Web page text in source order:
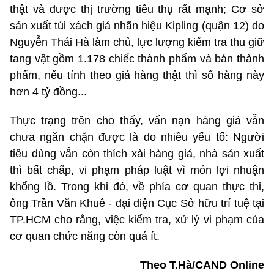
thật và được thị trường tiêu thụ rất mạnh; Cơ sở
sản xuất túi xách giả nhãn hiệu Kipling (quận 12) do
Nguyễn Thái Hà làm chủ, lực lượng kiểm tra thu giữ
tang vật gồm 1.178 chiếc thành phẩm và bán thành
phẩm, nếu tính theo giá hàng thật thì số hàng này
hơn 4 tỷ đồng...
Thực trạng trên cho thấy, vấn nạn hàng giả vẫn
chưa ngăn chặn được là do nhiều yếu tố: Người
tiêu dùng vẫn còn thích xài hàng giả, nhà sản xuất
thì bất chấp, vi phạm pháp luật vì món lợi nhuận
khổng lồ. Trong khi đó, về phía cơ quan thực thi,
ông Trần Văn Khuê - đại diện Cục Sở hữu trí tuệ tại
TP.HCM cho rằng, việc kiểm tra, xử lý vi phạm của
cơ quan chức năng còn quá ít.
Theo T.Hà/CAND Online